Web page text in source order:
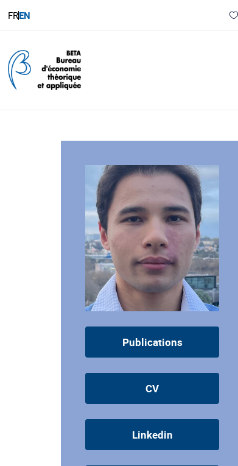
FREN
Publications
CV
Linkedin